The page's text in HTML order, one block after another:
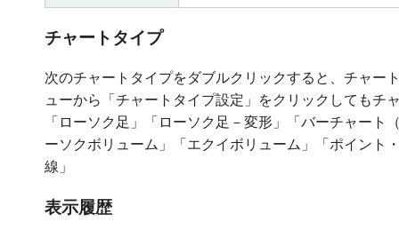
チャートタイプ
次のチャートタイプをダブルクリックすると、チャー
ューから「チャートタイプ設定」をクリックしてもチ
「ローソク足」「ローソク足－変形」「バーチャー
ーソクボリューム」「エクイボリューム」「ポイント
線」
表示履歴